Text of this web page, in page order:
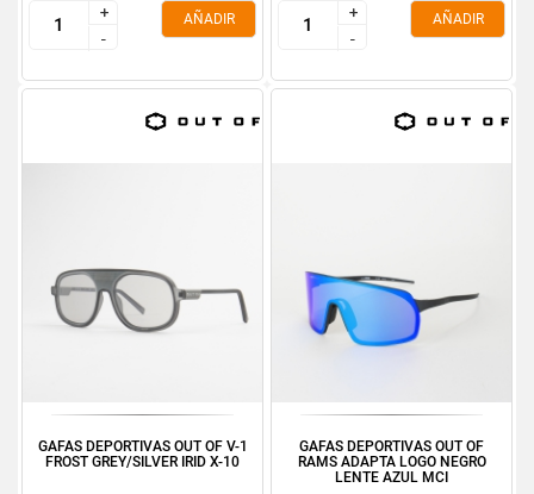
+
-
+
-
AÑADIR
+
-
+
-
AÑADIR
GAFAS DEPORTIVAS OUT OF V-1
FROST GREY/SILVER IRID X-10
GAFAS DEPORTIVAS OUT OF
RAMS ADAPTA LOGO NEGRO
LENTE AZUL MCI